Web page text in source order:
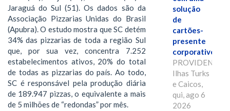
Jaraguá do Sul (51). Os dados são da
Associação Pizzarias Unidas do Brasil
(Apubra). O estudo mostra que SC detém
34% das pizzarias de toda a região Sul
que, por sua vez, concentra 7.252
estabelecimentos ativos, 20% do total
de todas as pizzarias do país. Ao todo,
SC é responsável pela produção diária
de 189.947 pizzas, o equivalente a mais
de 5 milhões de “redondas” por mês.
solução
de
cartões-
presente
corporativos.
Ilhas Turks
e Caicos,
qui, ago 6
2026